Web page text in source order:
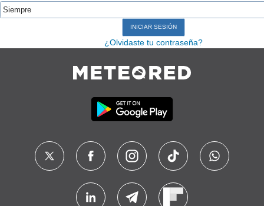
¿Olvidaste tu contraseña?